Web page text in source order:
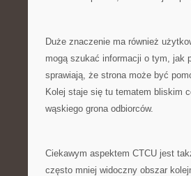
Duże znaczenie ma również
mogą szukać informacji o tym, jak
sprawiają, że strona może być
Kolej staje się tu tematem bliskim
wąskiego grona odbiorców.
Ciekawym aspektem CTCU jest
często mniej widoczny obszar